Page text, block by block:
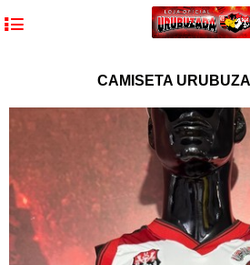
4
CAMISETA